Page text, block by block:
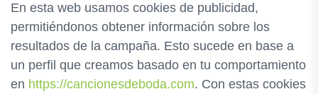
En esta web usamos cookies de publicidad,
permitiéndonos obtener información sobre los
resultados de la campaña. Esto sucede en base a
un perfil que creamos basado en tu comportamiento
en https://cancionesdeboda.com. Con estas cookies